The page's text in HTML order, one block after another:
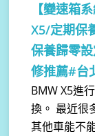
【變速箱
X5/定期保
保養歸零
修推薦#台
BMW X5進
換。 最近很
其他車能不